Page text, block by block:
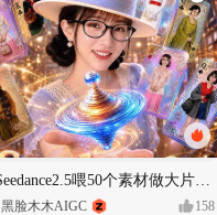
黑脸木木AIGC 158